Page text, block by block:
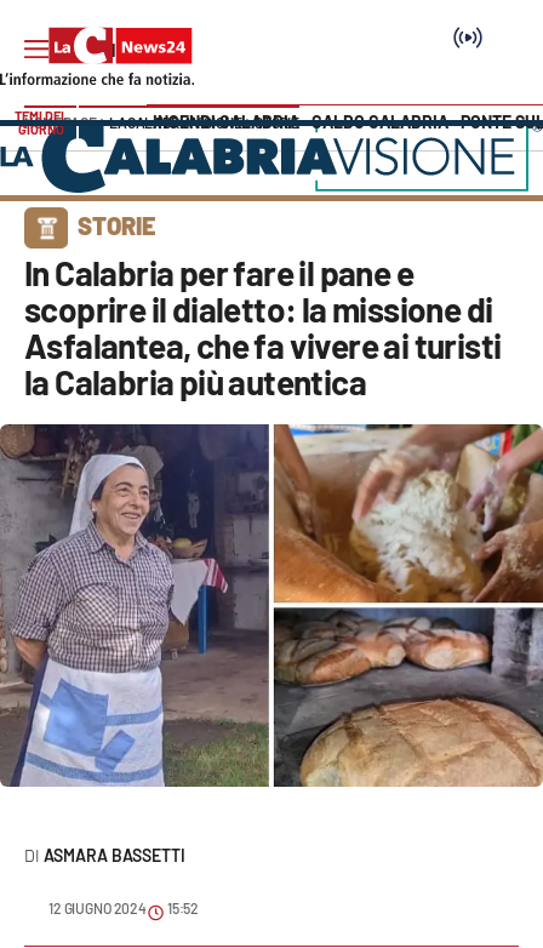
SEZIONI
Cronaca
Politica
Attualità
Economia e lavoro
Italia Mondo
Sanità
Sport
Cultura
Podcast
Editoriali
Vai
TEMI DEL
GIORNO
INCENDI CALABRIA CALDO CALABRIA PONTE
HOME PAGE LACALABRIAVISIONE STORIE
STORIE
In Calabria per fare il pane e
scoprire il dialetto: la missione di
Asfalantea, che fa vivere ai turisti
la Calabria più autentica
ASMARA BASSETTI
12 GIUGNO 2024 15:52